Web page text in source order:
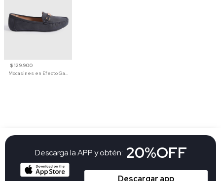
$ 129.900
Mocasines en Efecto Gamuzado Para Mujer
Descarga la APP y obtén: 20%OFF
Descargar app